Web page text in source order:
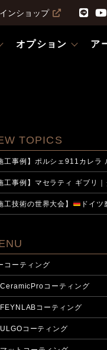
ンショップ
オプション ア
TOPICS
工事例】ポルシェ911カレラ
工事例】マセラティ ギブリ
工技術の世界大会】 ドイ
コーティング
コーティング
コーティング
コーティング